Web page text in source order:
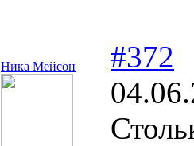
Ника Мейсон
#372